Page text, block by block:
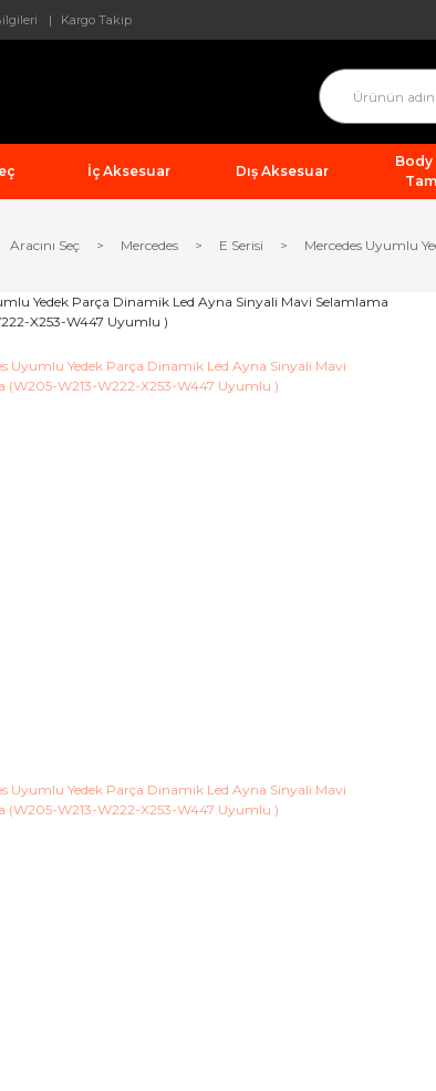
Kargo Takip
İç Aksesuar Dış Aksesuar
Body
Aracını Seç Mercedes E Serisi Mercedes Uyumlu